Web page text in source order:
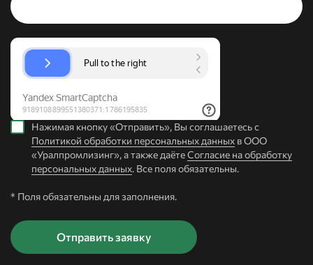
Нажимая кнопку «Отправить», Вы соглашаетесь с
Политикой обработки персональных данных в ООО
«Уралпромлизинг», а также даётеСогласие на обработку
персональных данных. Все поля обязательны.
* Поля обязательны для заполнения.